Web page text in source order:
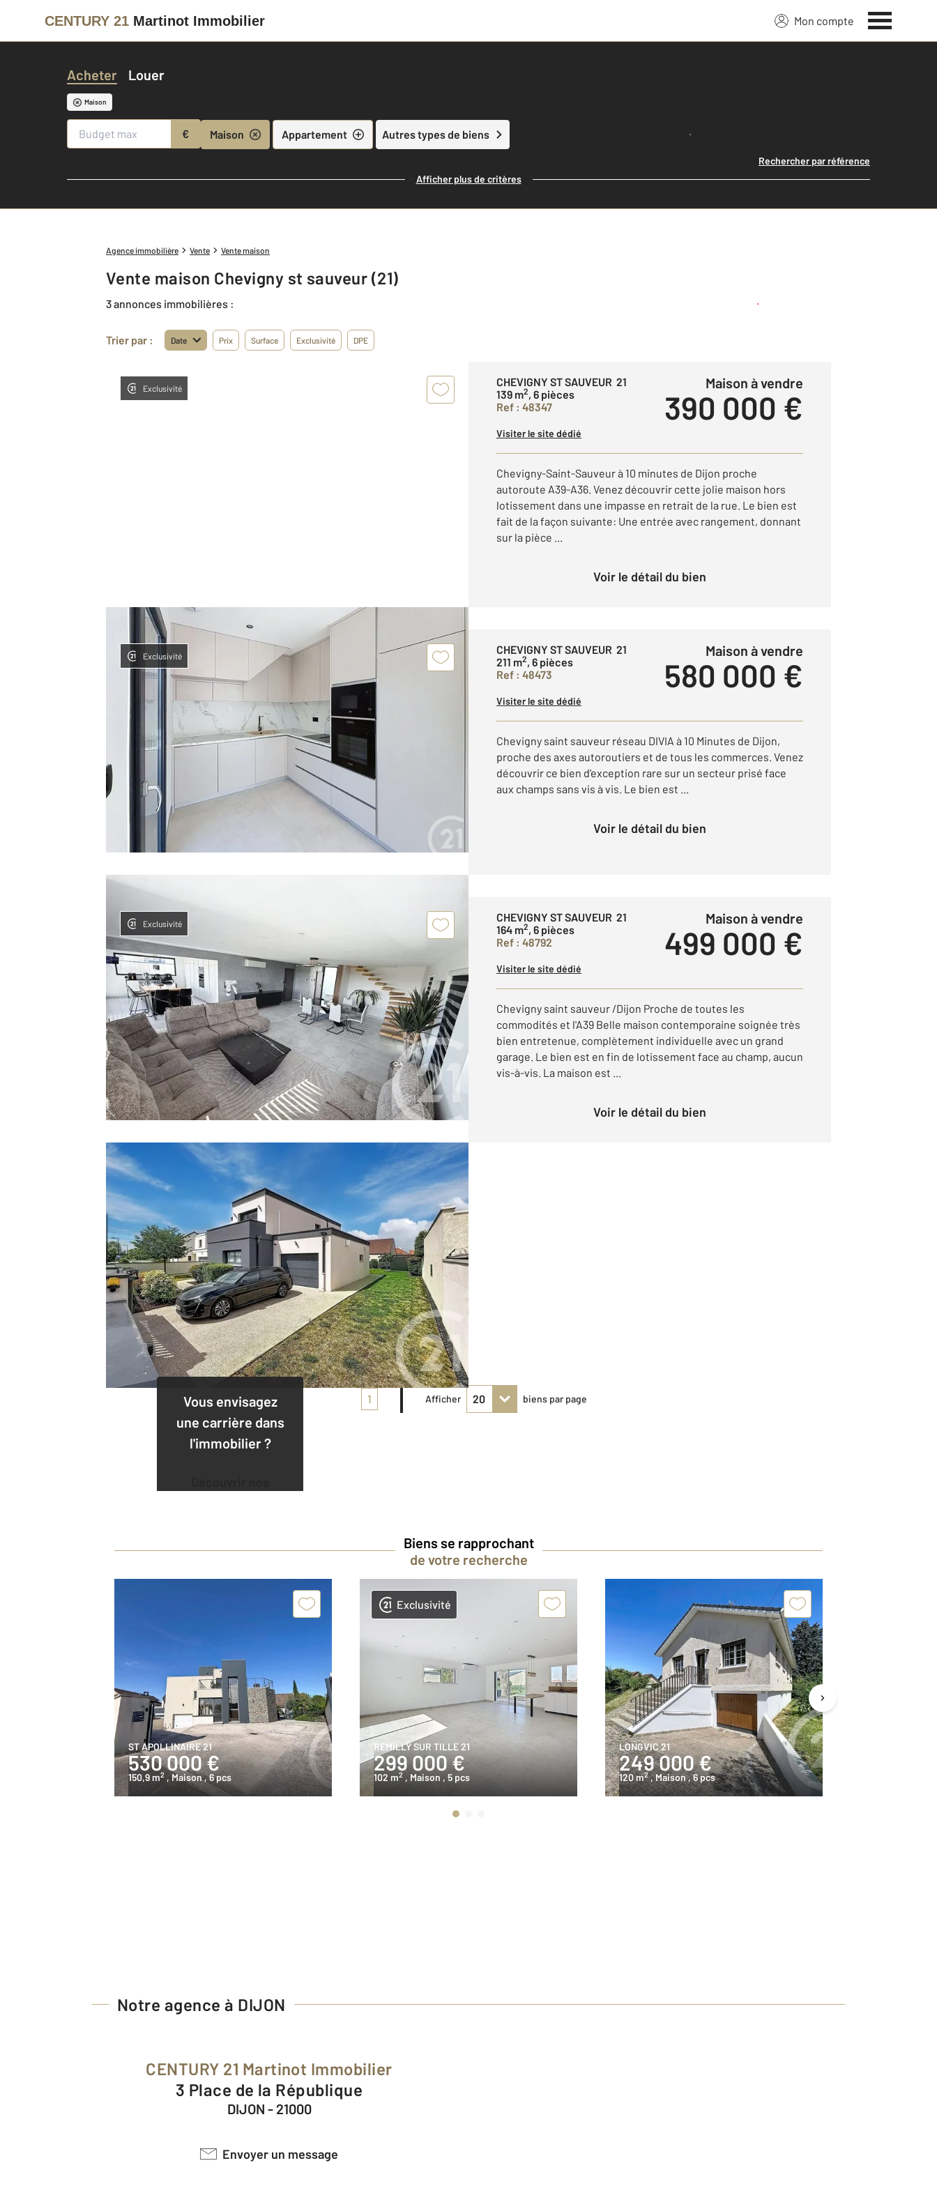
CENTURY 21 Martinot Immobilier Mon compte
Acheter Louer
Maison
€ Maison Appartement Autres types de biens Lancer ma recherche
Rechercher par référence
Afficher plus de critères
Agence immobilière Vente Vente maison
Vente maison Chevigny st sauveur (21)
3 annonces immobilières : Créer une alerte
Trier par : Date Prix Surface Exclusivité DPE
Exclusivité
CHEVIGNY ST SAUVEUR 21
139 m2, 6 pièces
Ref : 48347
Maison à vendre
390 000 €
Visiter le site dédié
Chevigny-Saint-Sauveur à 10 minutes de Dijon proche
autoroute A39-A36. Venez découvrir cette jolie maison hors
lotissement dans une impasse en retrait de la rue. Le bien est
fait de la façon suivante: Une entrée avec rangement, donnant
sur la pièce ...
Voir le détail du bien
Exclusivité
CHEVIGNY ST SAUVEUR 21
211 m2, 6 pièces
Ref : 48473
Maison à vendre
580 000 €
Visiter le site dédié
Chevigny saint sauveur réseau DIVIA à 10 Minutes de Dijon,
proche des axes autoroutiers et de tous les commerces. Venez
découvrir ce bien d'exception rare sur un secteur prisé face
aux champs sans vis à vis. Le bien est ...
Voir le détail du bien
Exclusivité
CHEVIGNY ST SAUVEUR 21
164 m2, 6 pièces
Ref : 48792
Maison à vendre
499 000 €
Visiter le site dédié
Chevigny saint sauveur /Dijon Proche de toutes les
commodités et l'A39 Belle maison contemporaine soignée très
bien entretenue, complètement individuelle avec un grand
garage. Le bien est en fin de lotissement face au champ, aucun
vis-à-vis. La maison est ...
Voir le détail du bien
Vous envisagez
une carrière dans
l'immobilier ?
1 Afficher biens par page
Biens se rapprochant
de votre recherche
ST APOLLINAIRE 21
530 000 €
150,9 m2 , Maison, 6 pcs
Exclusivité
REMILLY SUR TILLE 21
299 000 €
102 m2 , Maison , 5 pcs
LONGVIC 21
249 000 €
120 m2 , Maison, 6 pcs
Notre agence à DIJON
CENTURY 21 Martinot Immobilier
3 Place de la République
DIJON - 21000
Envoyer un message